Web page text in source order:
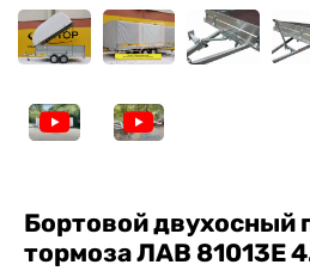
Бортовой двухосный
тормоза ЛАВ 81013E